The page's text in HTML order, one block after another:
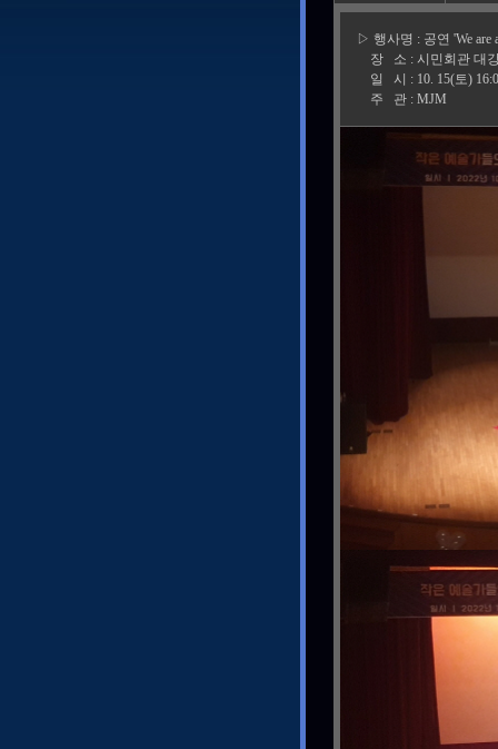
▷ 행사명 : 공연 'We are
장 소 : 시민회관 대
일 시 : 10. 15(토)
주 관 : MJM